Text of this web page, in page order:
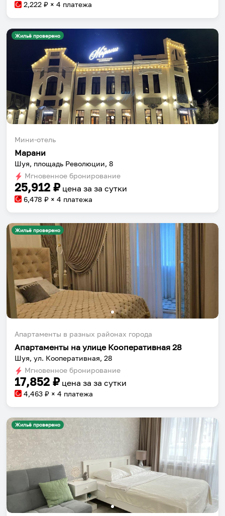
2,222 ₽ × 4 платежа
Жильё проверено
Мини-отель
Марани
Шуя, площадь Революции, 8
Мгновенное бронирование
25,912 ₽ цена за за сутки
6,478 ₽ × 4 платежа
Жильё проверено
Апартаменты в разных районах города
Апартаменты на улице Кооперативная 28
Шуя, ул. Кооперативная, 28
Мгновенное бронирование
17,852 ₽ цена за за сутки
4,463 ₽ × 4 платежа
Жильё проверено
Собери путешествие без сложностей
Сохраняй места, повторяй маршруты, находи
компанию и бронируй жильё в одном
приложении.
Установить приложение